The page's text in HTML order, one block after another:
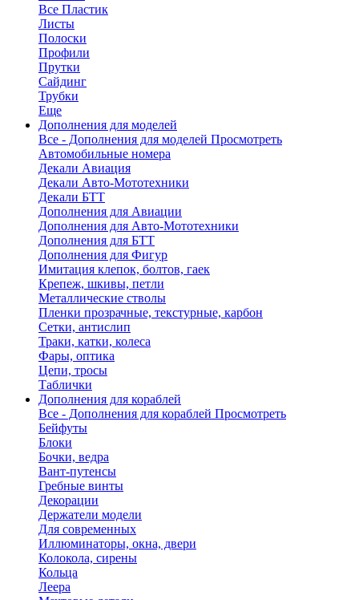
Все Пластик
Листы
Полоски
Профили
Прутки
Сайдинг
Трубки
Еще
Дополнения для моделей
Все - Дополнения для моделей Просмотреть
Автомобильные номера
Декали Авиация
Декали Авто-Мототехники
Декали БТТ
Дополнения для Авиации
Дополнения для Авто-Мототехники
Дополнения для БТТ
Дополнения для Фигур
Имитация клепок, болтов, гаек
Крепеж, шкивы, петли
Металлические стволы
Пленки прозрачные, текстурные, карбон
Сетки, антислип
Траки, катки, колеса
Фары, оптика
Цепи, тросы
Таблички
Дополнения для кораблей
Все - Дополнения для кораблей Просмотреть
Бейфуты
Блоки
Бочки, ведра
Вант-путенсы
Гребные винты
Декорации
Держатели модели
Для современных
Иллюминаторы, окна, двери
Колокола, сирены
Кольца
Леера